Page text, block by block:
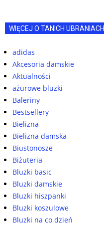
WIĘCEJ O TANICH UBRANIACH
adidas
Akcesoria damskie
Aktualności
ażurowe bluzki
Baleriny
Bestsellery
Bielizna
Bielizna damska
Biustonosze
Biżuteria
Bluzki basic
Bluzki damskie
Bluzki hiszpanki
Bluzki koszulowe
Bluzki na co dzień